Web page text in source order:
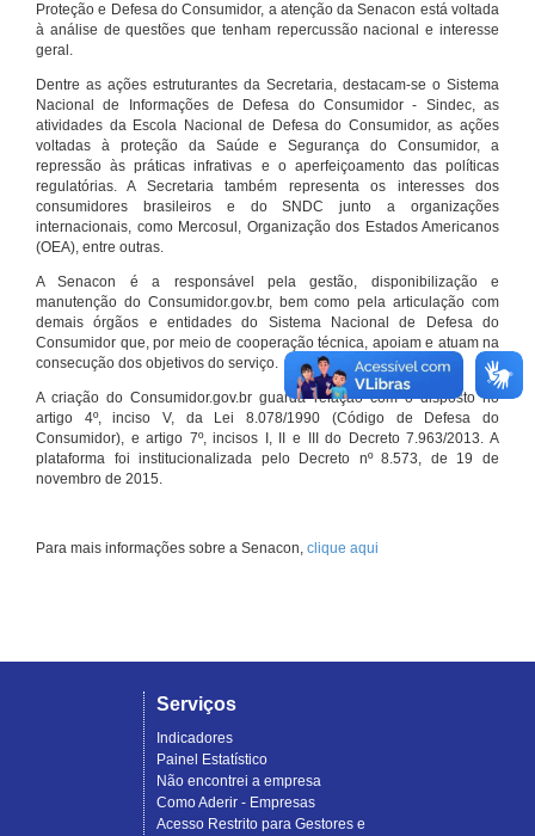
Proteção e Defesa do Consumidor, a atenção da Senacon está voltada
à análise de questões que tenham repercussão nacional e interesse
geral.
Dentre as ações estruturantes da Secretaria, destacam-se o Sistema
Nacional de Informações de Defesa do Consumidor - Sindec, as
atividades da Escola Nacional de Defesa do Consumidor, as ações
voltadas à proteção da Saúde e Segurança do Consumidor, a
repressão às práticas infrativas e o aperfeiçoamento das políticas
regulatórias. A Secretaria também representa os interesses dos
consumidores brasileiros e do SNDC junto a organizações
internacionais, como Mercosul, Organização dos Estados Americanos
(OEA), entre outras.
A Senacon é a responsável pela gestão, disponibilização e
manutenção do Consumidor.gov.br, bem como pela articulação com
demais órgãos e entidades do Sistema Nacional de Defesa do
Consumidor que, por meio de cooperação técnica, apoiam e atuam na
consecução dos objetivos do serviço.
A criação do Consumidor.gov.br guarda relação com o disposto no
artigo 4º, inciso V, da Lei 8.078/1990 (Código de Defesa do
Consumidor), e artigo 7º, incisos I, II e III do Decreto 7.963/2013. A
plataforma foi institucionalizada pelo Decreto nº 8.573, de 19 de
novembro de 2015.
Para mais informações sobre a Senacon, clique aqui
Serviços
Indicadores
Painel Estatístico
Não encontrei a empresa
Como Aderir - Empresas
Acesso Restrito para Gestores e